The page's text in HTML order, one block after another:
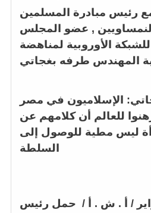
رئيس مبادرة المسلمين
, عضو المجلس
الأوروبية لمناهضة
المهندس طرفه بغجاتي
:
الإسلاميون في مصر
للعالم أن كلامهم عن
ليس مطية للوصول إلى
السلطة
حمل رئيس